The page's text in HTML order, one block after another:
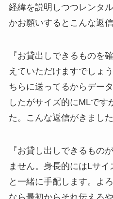
経緯を説明しつつレンタ
かお願いするとこんな返信
『お貸出しできるものを
えていただけますでしょ
ちらに送ってるからデー
したがサイズ的にMLです
た。こんな返信がきました
『お貸し出しできるもの
ません。身長的にはLサ
と一緒に手配します。よ
なら最初からそれ伝えろ